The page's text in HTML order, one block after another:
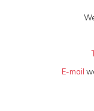
E-mail